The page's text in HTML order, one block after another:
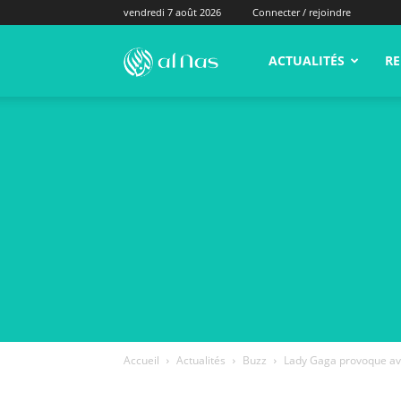
vendredi 7 août 2026 Connecter / rejoindre
alNas.fr ACTUALITÉS
Accueil Actualités Buzz Lady Gaga provoque